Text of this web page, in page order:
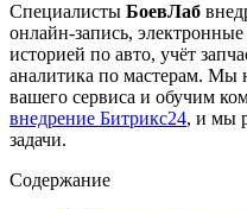
Специалисты БоевЛаб
онлайн-запись, электронные
историей по авто, учёт
аналитика по мастерам. Мы
вашего сервиса и обучим
внедрение Битрикс24, и мы
задачи.
Содержание